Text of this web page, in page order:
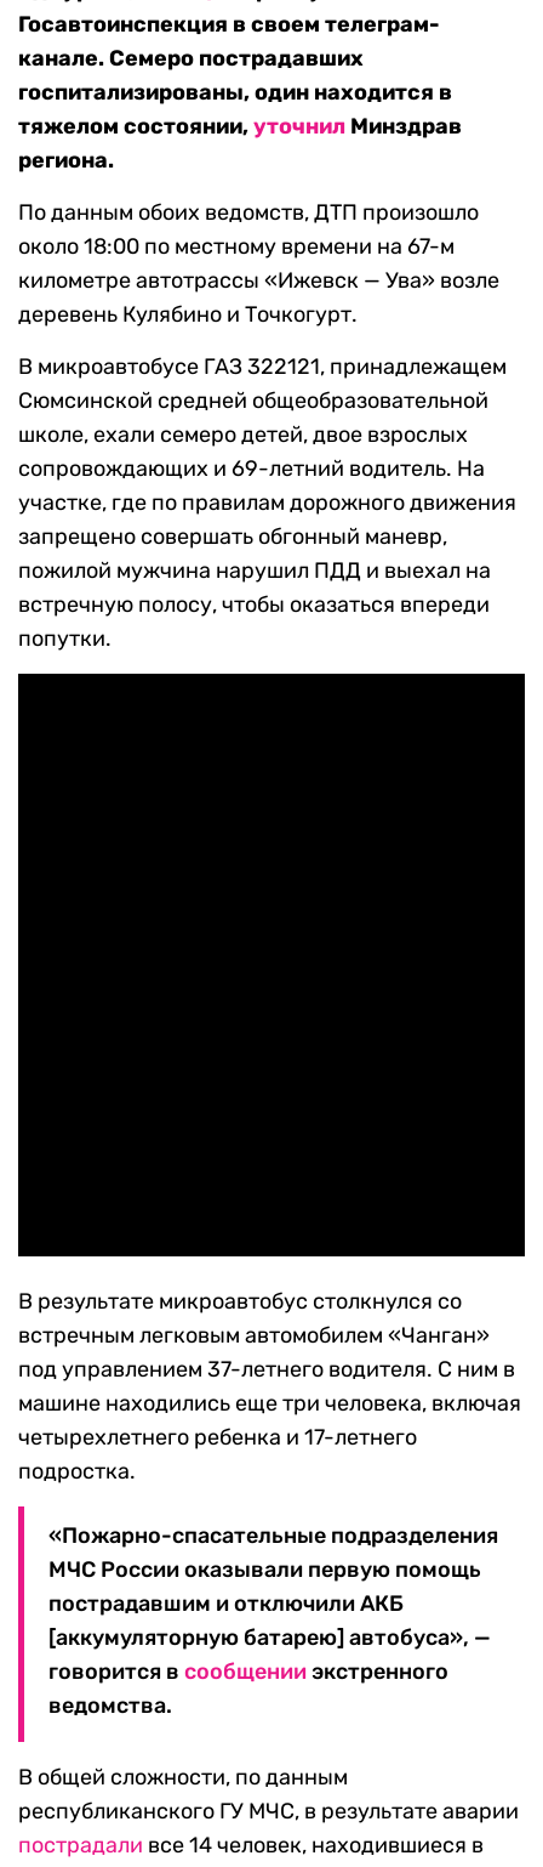
Госавтоинспекция в своем телеграм-
канале. Семеро пострадавших
госпитализированы, один находится в
тяжелом состоянии,уточнил Минздрав
региона.
По данным обоих ведомств, ДТП произошло
около 18:00 по местному времени на 67-м
километре автотрассы «Ижевск — Ува» возле
деревень Кулябино и Точкогурт.
В микроавтобусе ГАЗ 322121, принадлежащем
Сюмсинской средней общеобразовательной
школе, ехали семеро детей, двое взрослых
сопровождающих и 69-летний водитель. На
участке, где по правилам дорожного движения
запрещено совершать обгонный маневр,
пожилой мужчина нарушил ПДД и выехал на
встречную полосу, чтобы оказаться впереди
попутки.
В результате микроавтобус столкнулся со
встречным легковым автомобилем «Чанган»
под управлением 37-летнего водителя. С ним в
машине находились еще три человека, включая
четырехлетнего ребенка и 17-летнего
подростка.
«Пожарно-спасательные подразделения
МЧС России оказывали первую помощь
пострадавшим и отключили АКБ
[аккумуляторную батарею] автобуса», —
говорится в сообщении экстренного
ведомства.
В общей сложности, по данным
республиканского ГУ МЧС, в результате аварии
пострадали все 14 человек, находившиеся в